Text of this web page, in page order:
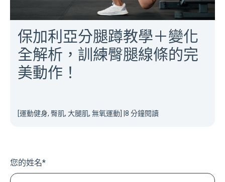
保加利亞分腿蹲教學＋變化
全解析，訓練臀腿線條的完
美動作！
[運動健身, 臀肌, 大腿肌, 無氧運動] 8 分鐘閱讀
您的姓名*